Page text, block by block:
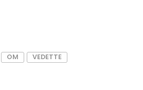
OM
VEDETTE